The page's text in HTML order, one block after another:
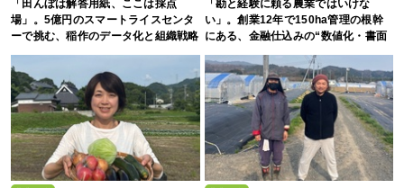
「田んぼは解答用紙、ここは採点
場」。5億円のスマートライスセンタ
ーで挑む、稲作のデータ化と組織戦略
「勘と経験に頼る農業ではいけな
い」。創業12年で150ha管理の根幹
にある、金融仕込みの“数値化・書面
化”と省力化への貪欲さ